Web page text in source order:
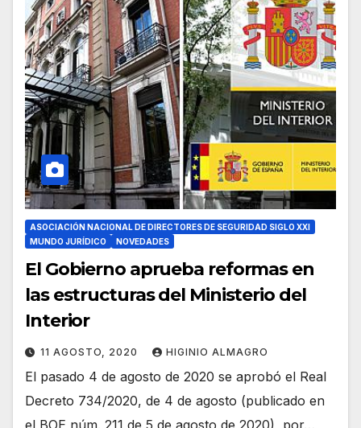
ASOCIACIÓN NACIONAL DE DIRECTORES DE SEGURIDAD SIGLO XXI
MUNDO JURÍDICO
NOVEDADES
El Gobierno aprueba reformas en
las estructuras del Ministerio del
Interior
11 AGOSTO, 2020 HIGINIO ALMAGRO
El pasado 4 de agosto de 2020 se aprobó el Real
Decreto 734/2020, de 4 de agosto (publicado en
el BOE núm. 211 de 5 de agosto de 2020), por…